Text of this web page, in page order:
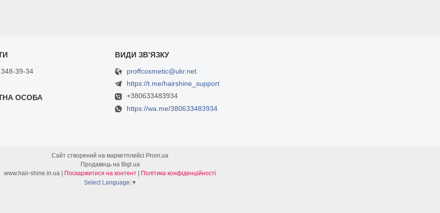
39-34
proffcosmetic@ukr.net
https://t.me/hairshine_support
+380633483934
https://wa.me/380633483934
Сайт створений на маркетплейсі Prom.ua
Продавець на Bigl.ua
Поскаржитися на контент
Політика конфіденційності
Select Language ▼